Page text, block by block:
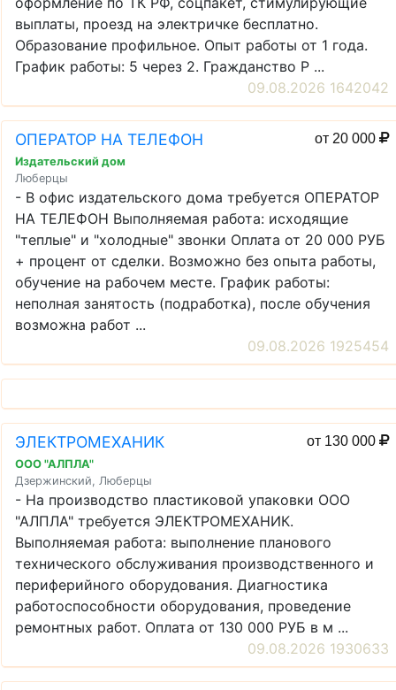
выплаты, проезд на электричке бесплатно.
Образование профильное. Опыт работы от 1 года.
График работы: 5 через 2. Гражданство Р ...
09.08.2026 1642042
ОПЕРАТОР НА ТЕЛЕФОН от 20 000
Издательский дом
Люберцы
- В офис издательского дома требуется ОПЕРАТОР
НА ТЕЛЕФОН Выполняемая работа: исходящие
"теплые" и "холодные" звонки Оплата от 20 000 РУБ
+ процент от сделки. Возможно без опыта работы,
обучение на рабочем месте. График работы:
неполная занятость (подработка), после обучения
возможна работ ...
09.08.2026 1925454
ЭЛЕКТРОМЕХАНИК от 130 000
ООО "АЛПЛА"
Дзержинский, Люберцы
- На производство пластиковой упаковки ООО
"АЛПЛА" требуется ЭЛЕКТРОМЕХАНИК.
Выполняемая работа: выполнение планового
технического обслуживания производственного и
периферийного оборудования. Диагностика
работоспособности оборудования, проведение
ремонтных работ. Оплата от 130 000 РУБ в м ...
09.08.2026 1930633